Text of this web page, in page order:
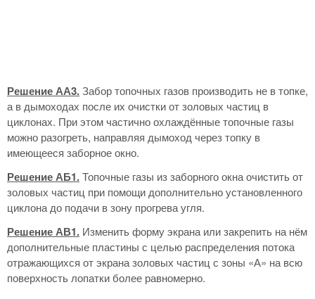
Решение АА3.Забор топочных газов производить не в топке,
а в дымоходах после их очистки от золовых частиц в
циклонах. При этом частично охлаждённые топочные газы
можно разогреть, направляя дымоход через топку в
имеющееся заборное окно.
Решение АБ1.Топочные газы из заборного окна очистить от
золовых частиц при помощи дополнительно установленного
циклона до подачи в зону прогрева угля.
Решение АВ1. Изменить форму экрана или закрепить на нём
дополнительные пластины с целью распределения потока
отражающихся от экрана золовых частиц с зоны «А» на всю
поверхность лопатки более равномерно.